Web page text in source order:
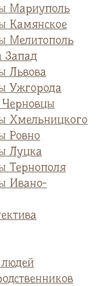
Мариуполь
Камянское
Мелитополь
Запад
Львова
Ужгорода
Черновцы
Хмельницкого
Ровно
Луцка
Тернополя
Ивано-